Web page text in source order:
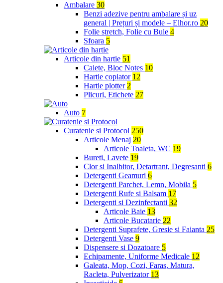
Ambalare 30
Benzi adezive pentru ambalare și uz
general | Prețuri și modele – Elhor.ro 20
Folie stretch, Folie cu Bule 4
Sfoara 5
Articole din hartie 51
Caiete, Bloc Notes 10
Hartie copiator 12
Hartie plotter 2
Plicuri, Etichete 27
Auto 7
Curatenie si Protocol 250
Articole Menaj 20
Articole Toaleta, WC 19
Bureti, Lavete 19
Clor si Inalbitor, Detartrant, Degresanti 6
Detergenti Geamuri 6
Detergenti Parchet, Lemn, Mobila 5
Detergenti Rufe si Balsam 17
Detergenti si Dezinfectanti 32
Articole Baie 13
Articole Bucatarie 22
Detergenti Suprafete, Gresie si Faianta 25
Detergenti Vase 9
Dispensere si Dozatoare 5
Echipamente, Uniforme Medicale 12
Galeata, Mop, Cozi, Faras, Matura,
Racleta, Pulverizator 13